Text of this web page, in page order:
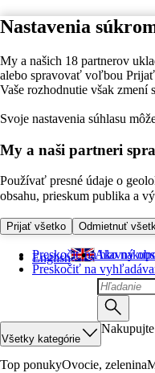
Nastavenia
My a našich 18 partnerov
alebo spravovať voľbou
Vaše rozhodnutie však zmení
Svoje nastavenia súhlasu
My a naši partneri
Používať presné údaje o
obsahu, prieskum publika a
Prijať všetko Odmietnuť
Preskočiť na hlavný
Preskočiť na
English Ako
Všetky kategórie
Top ponukyOvocie, zelenina